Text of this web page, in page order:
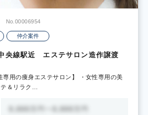
No.00006954
仲介案件
央線駅近 エステサロン造作譲渡
用の痩身エステサロン】 ・女性専用の美
＆リラク…